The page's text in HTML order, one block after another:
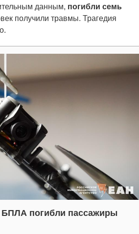
данным, погибли семь
получили травмы. Трагедия
погибли пассажиры